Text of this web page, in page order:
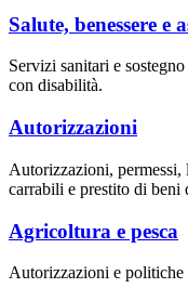
Salute, benessere e
Servizi sanitari e
con disabilità.
Autorizzazioni
Autorizzazioni, permessi,
carrabili e prestito di beni
Agricoltura e pesca
Autorizzazioni e politiche